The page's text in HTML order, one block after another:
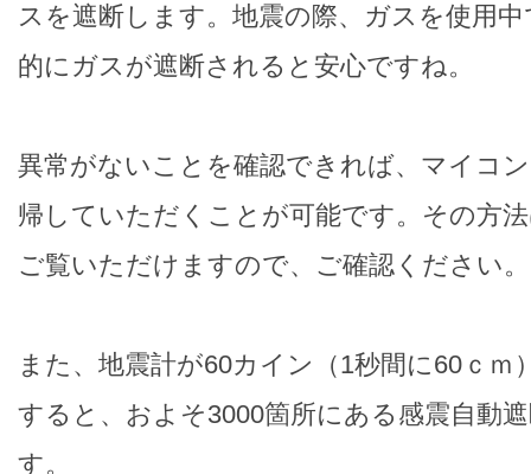
スを遮断します。地震の際、ガスを使用
的にガスが遮断されると安心ですね。
異常がないことを確認できれば、マイコ
帰していただくことが可能です。その方
ご覧いただけますので、ご確認ください。
また、地震計が60カイン（1秒間に60ｃｍ
すると、およそ3000箇所にある感震自動
す。